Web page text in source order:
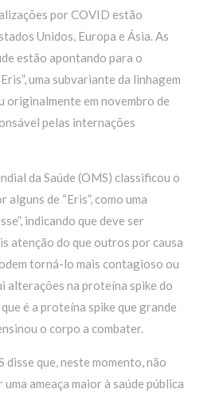
por COVID estão
Unidos, Europa e Ásia. As
estão apontando para o
uma subvariante da linhagem
originalmente em novembro de
pelas internações
da Saúde (OMS) classificou o
alguns de “Eris”, como uma
indicando que deve ser
atenção do que outros por causa
torná-lo mais contagioso ou
alterações na proteína spike do
é a proteína spike que grande
o corpo a combater.
disse que, neste momento, não
ameaça maior à saúde pública